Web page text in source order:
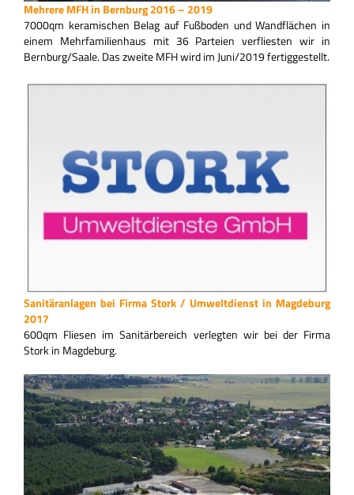
Mehrere MFH in Bernburg 2016 – 2019
7000qm keramischen Belag auf Fußboden und Wandflächen in
einem Mehrfamilienhaus mit 36 Parteien verfliesten wir in
Bernburg/Saale. Das zweite MFH wird im Juni/2019 fertiggestellt.
Sanitäranlagen bei Firma Stork / Umweltdienst in Magdeburg
2017
600qm Fliesen im Sanitärbereich verlegten wir bei der Firma
Stork in Magdeburg.